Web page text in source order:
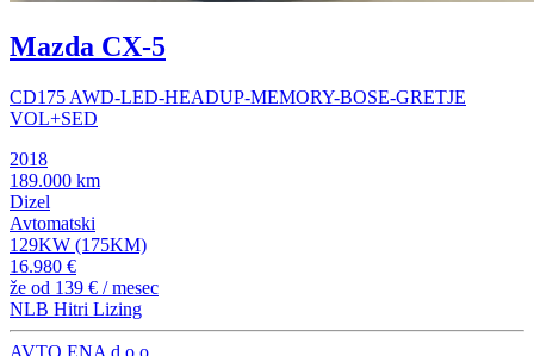
Mazda CX-5
CD175 AWD-LED-HEADUP-MEMORY-BOSE-GRETJE
VOL+SED
2018
189.000 km
Dizel
Avtomatski
129KW (175KM)
16.980 €
že od 139 € / mesec
NLB Hitri Lizing
AVTO ENA d.o.o.